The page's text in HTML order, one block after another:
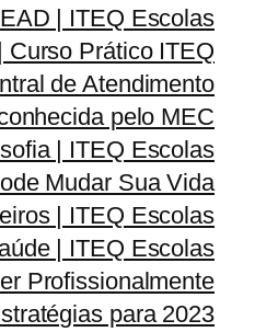
| ITEQ Escolas
Curso Prático ITEQ
de Atendimento
pelo MEC
| ITEQ Escolas
Mudar Sua Vida
| ITEQ Escolas
| ITEQ Escolas
Profissionalmente
para 2023